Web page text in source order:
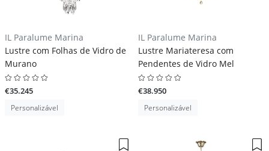
IL Paralume Marina
Lustre com Folhas de Vidro de
Murano
€35.245
Personalizável
IL Paralume Marina
Lustre Mariateresa com
Pendentes de Vidro Mel
€38.950
Personalizável